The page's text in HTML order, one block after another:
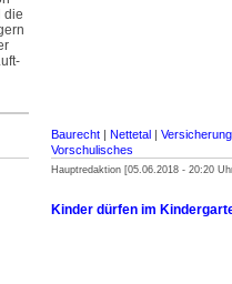
die
Baurecht | Nettetal |
Vorschulisches
Hauptredaktion [05.06.2018 - 20:20
Kinder dürfen im